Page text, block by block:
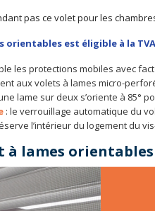
pas ce volet pour les
orientables est éligible à la
les protections mobiles avec
aux volets à lames micro-
lame sur deux s’oriente à 85°
: le verrouillage automatique du
l’intérieur du logement du
à lames